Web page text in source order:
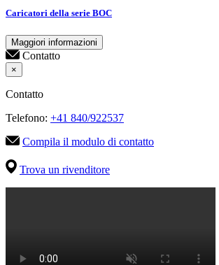
Caricatori della serie BOC
Maggiori informazioni
Contatto
×
Contatto
Telefono: +41 840/922537
Compila il modulo di contatto
Trova un rivenditore